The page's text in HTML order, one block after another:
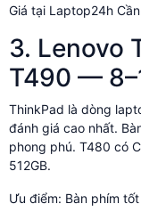
Giá tại Laptop24h
3. Lenovo
T490 —
ThinkPad là dòng
đánh giá cao nhất.
phong phú. T480 có
512GB.
Ưu điểm: Bàn phím